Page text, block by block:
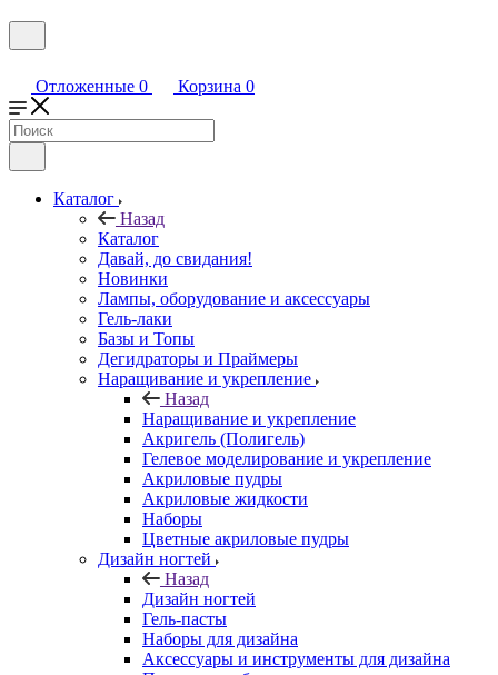
Отложенные 0 Корзина 0
Каталог
Назад
Каталог
Давай, до свидания!
Новинки
Лампы, оборудование и аксессуары
Гель-лаки
Базы и Топы
Дегидраторы и Праймеры
Наращивание и укрепление
Назад
Наращивание и укрепление
Акригель (Полигель)
Гелевое моделирование и укрепление
Акриловые пудры
Акриловые жидкости
Наборы
Цветные акриловые пудры
Дизайн ногтей
Назад
Дизайн ногтей
Гель-пасты
Наборы для дизайна
Аксессуары и инструменты для дизайна